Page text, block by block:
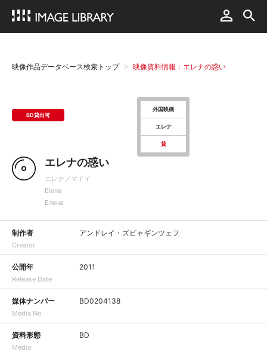
映像作品データベース検索トップ 映像資料情報：エレナの惑い
BD貸出可
外国映画
エレナ
貸
エレナの惑い
エレナノマドイ
Elena
Елена
制作者
Creator
アンドレイ・ズビャギンツェフ
公開年
Release Date
2011
媒体ナンバー
Media No
BD0204138
資料形態
Media
BD